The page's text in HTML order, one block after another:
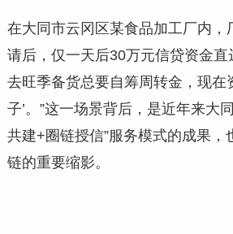
在大同市云冈区某食品加工厂内，
请后，仅一天后30万元信贷资金直
去旺季备货总要自筹周转金，现在
子’。”这一场景背后，是近年来大
共建+圈链授信”服务模式的成果，
链的重要缩影。